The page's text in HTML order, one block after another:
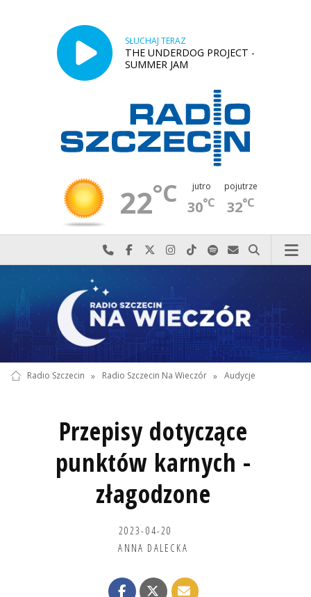
SŁUCHAJ TERAZ
THE UNDERDOG PROJECT -
SUMMER JAM
22°C jutro
30°C
pojutrze
32°C
Najlepiej po prostu do nas zadzwoń
Odwiedź nas na Facebook-u
Odwiedź nas na X
Odwiedź nas na Instagram-ie
Odwiedź nas na TikTok-u
Szukaj nas na Spotify
Wyślij do nas
Szukaj
Radio Szczecin » Radio Szczecin Na Wieczór » Audycje
Przepisy dotyczące
punktów karnych -
złagodzone
2023-04-20
ANNA DALECKA